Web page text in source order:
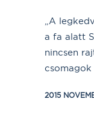
„A
a fa alatt
nincsen
csomagok
2015